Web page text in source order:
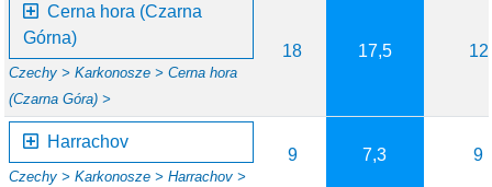
Cerna hora (Czarna
Górna)
Czechy >Karkonosze >Cerna hora
(Czarna Góra) >
18 17,5 12
Harrachov
Czechy >Karkonosze >Harrachov >
9 7,3 9